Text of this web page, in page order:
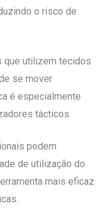
o risco de
que utilizem tecidos
se mover
é especialmente
tácticos.
podem
de utilização do
mais eficaz